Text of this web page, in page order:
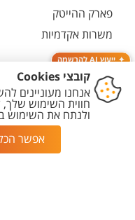
ייעוץ AI להרשמה
פארק ההייטק
משרות אקדמיות
נגישות